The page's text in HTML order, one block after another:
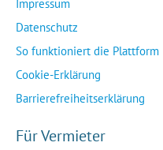
Impressum
Datenschutz
So funktioniert die Plattform
Cookie-Erklärung
Barrierefreiheitserklärung
Für Vermieter